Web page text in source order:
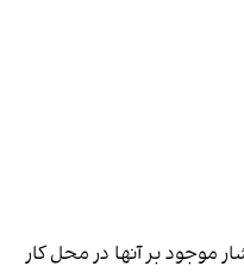
موجود بر آنها در محل کار